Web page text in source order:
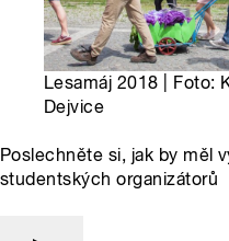
Lesamáj 2018 | Foto:
Dejvice
Poslechněte si, jak by měl
studentských organizátorů